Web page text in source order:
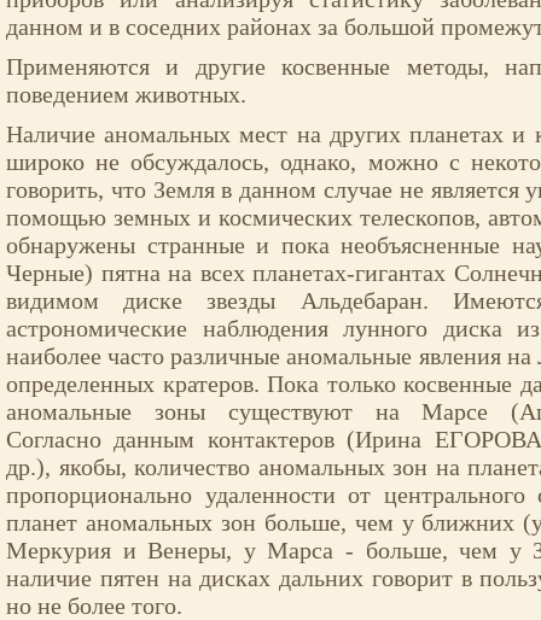
данном и в соседних районах за большой
Применяются и другие косвенные методы,
поведением животных.
Наличие аномальных мест на других планетах и
широко не обсуждалось, однако, можно с
говорить, что Земля в данном случае не является
помощью земных и космических телескопов,
обнаружены странные и пока необъясненные
Черные) пятна на всех планетах-гигантах
видимом диске звезды Альдебаран.
астрономические наблюдения лунного диска
наиболее часто различные аномальные явления
определенных кратеров. Пока только косвенные
аномальные зоны существуют на Марсе
Согласно данным контактеров (Ирина
др.), якобы, количество аномальных зон на
пропорционально удаленности от
планет аномальных зон больше, чем у ближних
Меркурия и Венеры, у Марса - больше, чем у
наличие пятен на дисках дальних говорит в
но не более того.